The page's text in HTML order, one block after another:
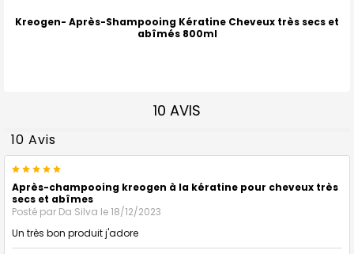
Kreogen- Après-Shampooing Kératine Cheveux très secs et
abîmés 800ml
10 AVIS
10 Avis
5
Après-champooing kreogen à la kératine pour cheveux très
secs et abîmes
Posté par Da Silva le 18/12/2023
Un très bon produit j'adore